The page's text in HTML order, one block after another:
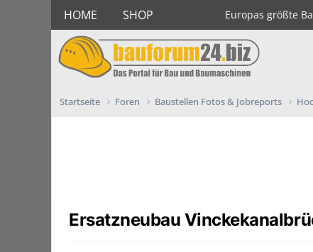
HOME SHOP Europas größte
Startseite Foren Baustellen Fotos & Jobreports
Ersatzneubau